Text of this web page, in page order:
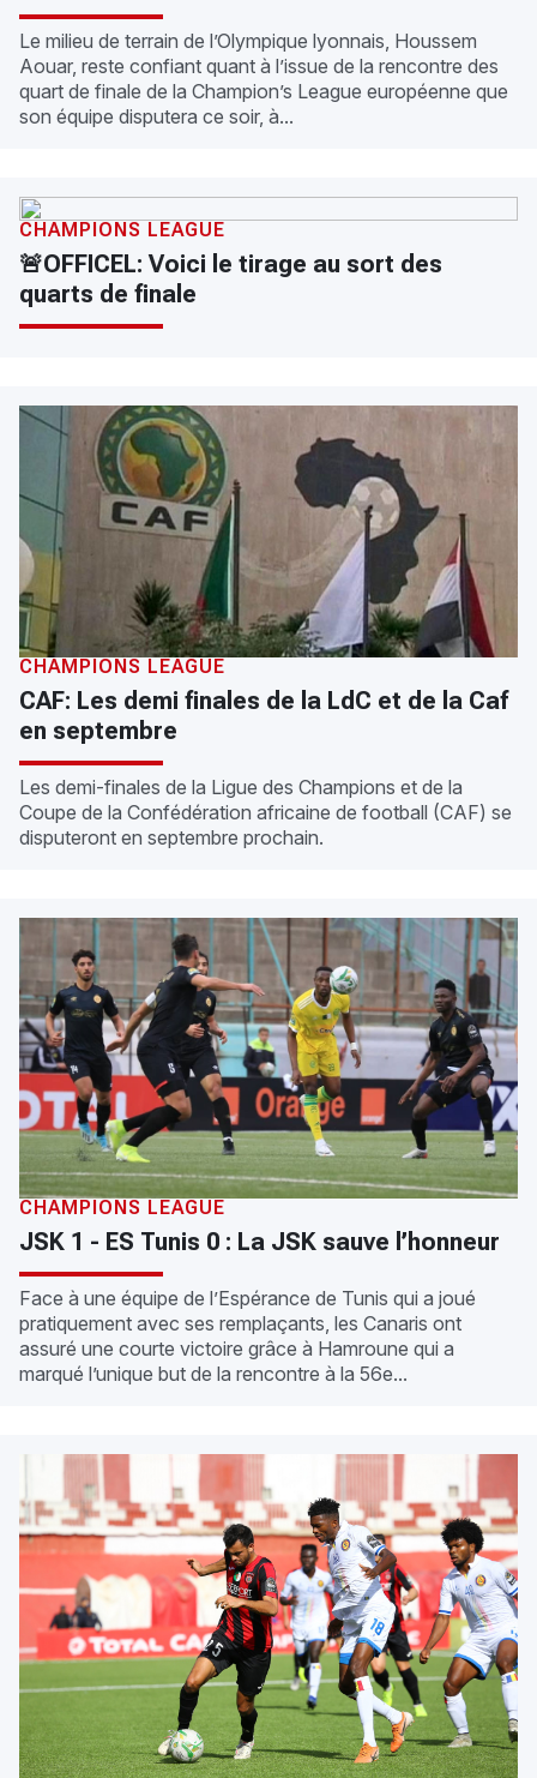
Le milieu de terrain de l’Olympique lyonnais, Houssem
Aouar, reste confiant quant à l’issue de la rencontre des
quart de finale de la Champion’s League européenne que
son équipe disputera ce soir, à...
CHAMPIONS LEAGUE
🚨OFFICEL: Voici le tirage au sort des
quarts de finale
CHAMPIONS LEAGUE
CAF: Les demi finales de la LdC et de la Caf
en septembre
Les demi-finales de la Ligue des Champions et de la
Coupe de la Confédération africaine de football (CAF) se
disputeront en septembre prochain.
CHAMPIONS LEAGUE
JSK 1 - ES Tunis 0 : La JSK sauve l’honneur
Face à une équipe de l’Espérance de Tunis qui a joué
pratiquement avec ses remplaçants, les Canaris ont
assuré une courte victoire grâce à Hamroune qui a
marqué l’unique but de la rencontre à la 56e...